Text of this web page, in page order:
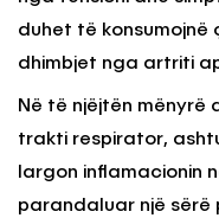
duhet të konsumojnë
dhimbjet nga artriti
Në të njëjtën mënyrë
trakti respirator,
largon inflamacionin
parandaluar një sërë